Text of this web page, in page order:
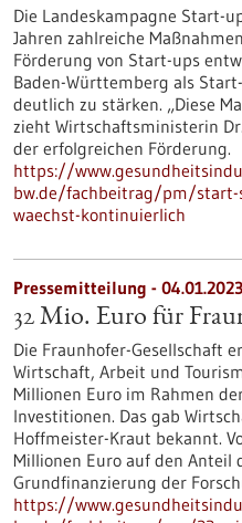
Die Landeskampagne Start-
Jahren zahlreiche
Förderung von Start-ups
Baden-Württemberg als
deutlich zu stärken. „Diese
zieht Wirtschaftsministerin
der erfolgreichen Förderung.
https://
bw.de/fachbeitrag/pm/start-
waechst-kontinuierlich
Pressemitteilung - 04.01.2023
32 Mio. Euro für
Die Fraunhofer-Gesellschaft
Wirtschaft, Arbeit und
Millionen Euro im Rahmen
Investitionen. Das gab
Hoffmeister-Kraut bekannt.
Millionen Euro auf den Anteil
Grundfinanzierung der
https://